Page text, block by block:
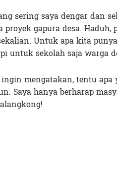
sering saya dengar dan
gapura desa.
Untuk apa kita
untuk sekolah saja warga
ingin mengatakan, tentu
Saya hanya berharap